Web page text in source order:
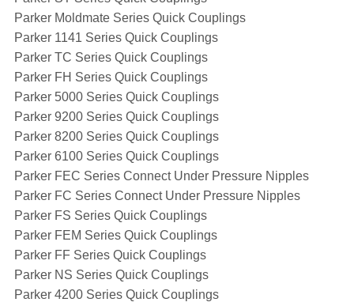
Parker Moldmate Series Quick Couplings
Parker 1141 Series Quick Couplings
Parker TC Series Quick Couplings
Parker FH Series Quick Couplings
Parker 5000 Series Quick Couplings
Parker 9200 Series Quick Couplings
Parker 8200 Series Quick Couplings
Parker 6100 Series Quick Couplings
Parker FEC Series Connect Under Pressure Nipples
Parker FC Series Connect Under Pressure Nipples
Parker FS Series Quick Couplings
Parker FEM Series Quick Couplings
Parker FF Series Quick Couplings
Parker NS Series Quick Couplings
Parker 4200 Series Quick Couplings